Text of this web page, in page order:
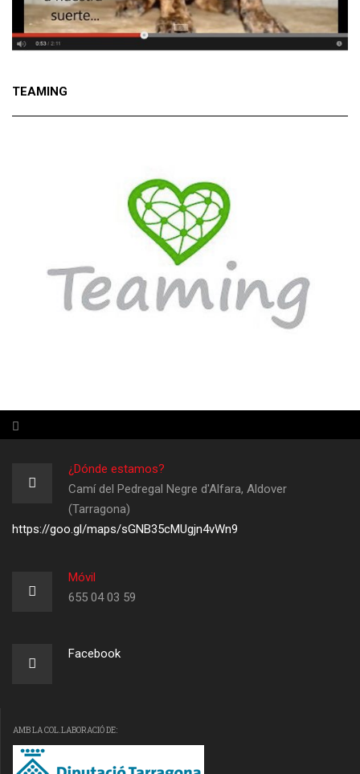
TEAMING
¿Dónde estamos?
Camí del Pedregal Negre d'Alfara, Aldover
(Tarragona)
https://goo.gl/maps/sGNB35cMUgjn4vWn9
Móvil
655 04 03 59
Facebook
AMB LA COL.LABORACIÓ DE: